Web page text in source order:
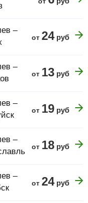
–
от 24 руб
–
от 13 руб
–
от 19 руб
–
от 18 руб
–
от 24 руб